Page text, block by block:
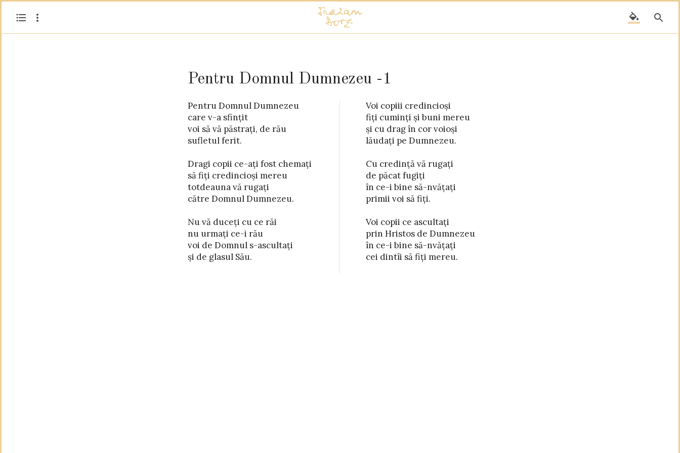
Pentru Domnul Dumnezeu -1
Pentru Domnul Dumnezeu
care v-a sfințit
voi să vă păstrați, de rău
sufletul ferit.
Dragi copii ce-ați fost chemați
să fiți credincioși mereu
totdeauna vă rugați
către Domnul Dumnezeu.
Nu vă duceți cu ce răi
nu urmați ce-i rău
voi de Domnul s-ascultați
și de glasul Său.
Voi copiii credincioși
fiți cuminți și buni mereu
și cu drag în cor voioși
lăudați pe Dumnezeu.
Cu credință vă rugați
de păcat fugiți
în ce-i bine să-nvățați
primii voi să fiți.
Voi copii ce ascultați
prin Hristos de Dumnezeu
în ce-i bine să-nvățați